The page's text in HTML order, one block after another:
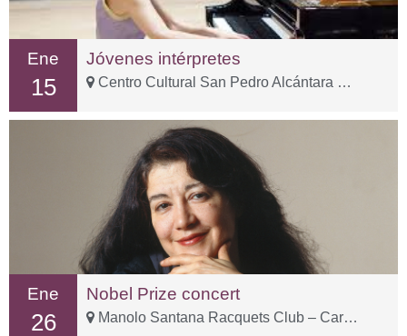
Ene
15
Jóvenes intérpretes
Centro Cultural San Pedro Alcántara – C. Sp Tolox, 3
Ene
26
Nobel Prize concert
Manolo Santana Racquets Club – Carr. Istán, km 2